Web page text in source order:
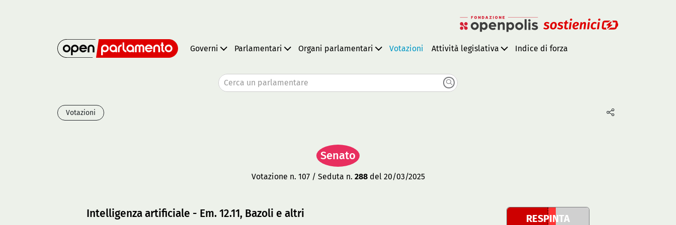
Governi Parlamentari Organi parlamentari Votazioni Attività legislativa Indice di forza
Cerca un parlamentare
Votazioni
Senato
Votazione n. 107 / Seduta n. 288del 20/03/2025
Intelligenza artificiale - Em. 12.11, Bazoli e altri RESPINTA